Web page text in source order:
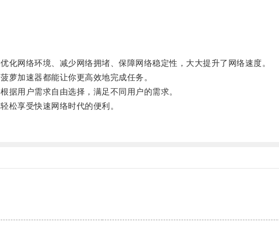
网络环境、减少网络拥堵、保障网络稳定性，大大提升了网络速度。
加速器都能让你更高效地完成任务。
用户需求自由选择，满足不同用户的需求。
享受快速网络时代的便利。